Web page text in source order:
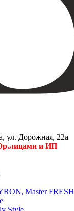
ул. Дорожная, 22а
и ИП
Master FRESH